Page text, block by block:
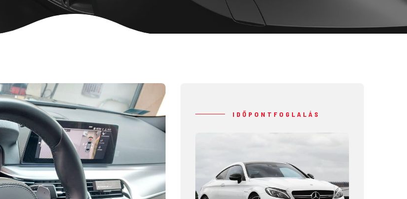
IDŐPONTFOGLALÁS